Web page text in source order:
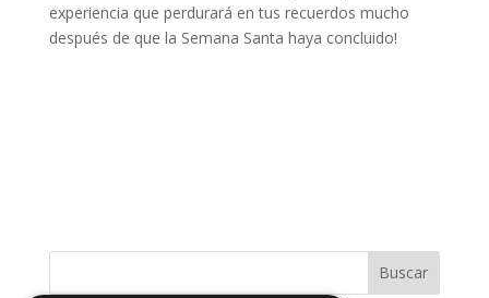
experiencia que perdurará en tus recuerdos mucho
después de que la Semana Santa haya concluido!
Buscar